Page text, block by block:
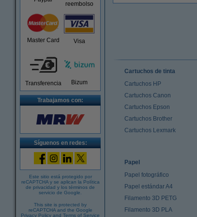
reembolso
Master Card Visa
Transferencia Bizum
Trabajamos con:
Síguenos en redes:
Este sitio está protegido por
reCAPTCHA y se aplican la Política
de privacidad y los términos de
servicio de Google
This site is protected by
reCAPTCHA and the Google
Privacy Policy and Terms of Service
Cartuchos de tinta
Cartuchos HP
Cartuchos Canon
Cartuchos Epson
Cartuchos Brother
Cartuchos Lexmark
Papel
Papel fotográfico
Papel estándar A4
Filamento 3D PETG
Filamento 3D PLA